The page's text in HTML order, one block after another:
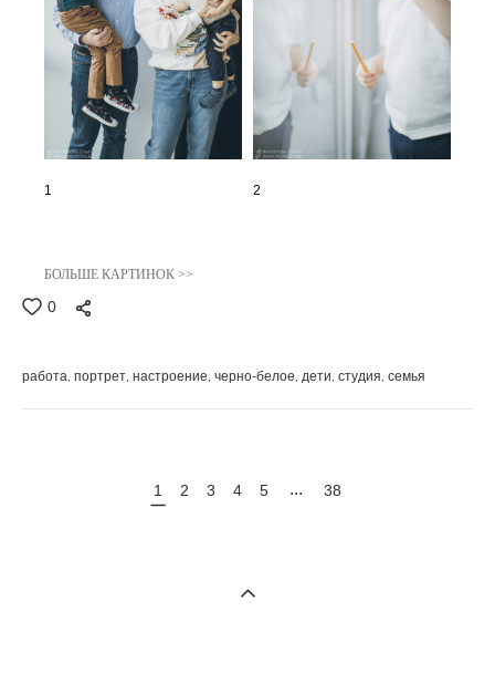
1 2
БОЛЬШЕ КАРТИНОК >>
0
работа портрет настроение черно-белое дети студия семья
1 2 3 4 5 ... 38